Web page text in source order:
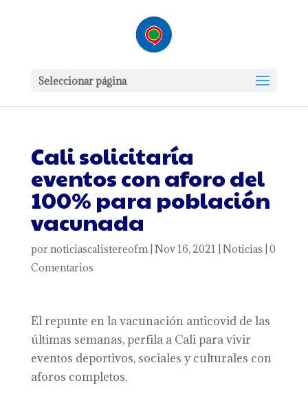
Seleccionar página
Cali solicitaría
eventos con aforo del
100% para población
vacunada
por noticiascalistereofm| Nov 16, 2021 Noticias 0
Comentarios
El repunte en la vacunación anticovid de las
últimas semanas, perfila a Cali para vivir
eventos deportivos, sociales y culturales con
aforos completos.